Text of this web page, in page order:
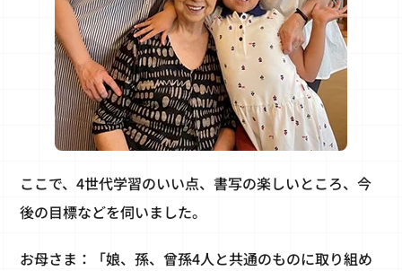
ここで、4世代学習のいい点、書写の楽しいところ、今
後の目標などを伺いました。
お母さま：「娘、孫、曾孫4人と共通のものに取り組め